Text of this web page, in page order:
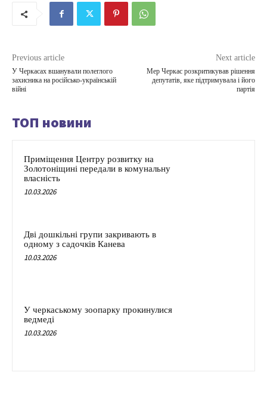
Previous article
У Черкасах вшанували полеглого
захисника на російсько-українській
війні
Next article
Мер Черкас розкритикував рішення
депутатів, яке підтримувала і його
партія
ТОП новини
Приміщення Центру розвитку на
Золотоніщині передали в комунальну
власність
10.03.2026
Дві дошкільні групи закривають в
одному з садочків Канева
10.03.2026
У черкаському зоопарку прокинулися
ведмеді
10.03.2026